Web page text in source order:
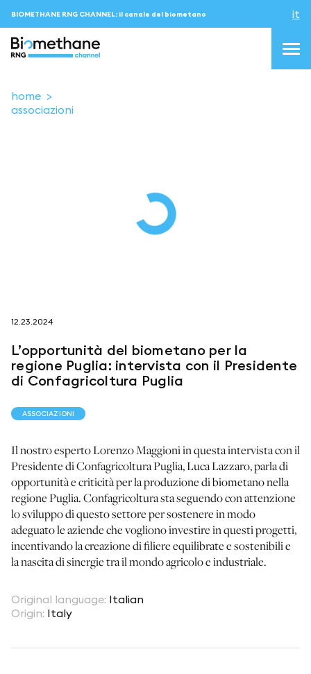
BIOMETHANE RNG CHANNEL: il canale del biometano it
seguici su
netzerotube
home
associazioni
12.23.2024
L’opportunità del biometano per la
regione Puglia: intervista con il Presidente
di Confagricoltura Puglia
ASSOCIAZIONI
Il nostro esperto Lorenzo Maggioni in questa intervista con il
Presidente di Confagricoltura Puglia, Luca Lazzaro, parla di
opportunità e criticità per la produzione di biometano nella
regione Puglia. Confagricoltura sta seguendo con attenzione
lo sviluppo di questo settore per sostenere in modo
adeguato le aziende che vogliono investire in questi progetti,
incentivando la creazione di filiere equilibrate e sostenibili e
la nascita di sinergie tra il mondo agricolo e industriale.
Original language: Italian
Origin: Italy